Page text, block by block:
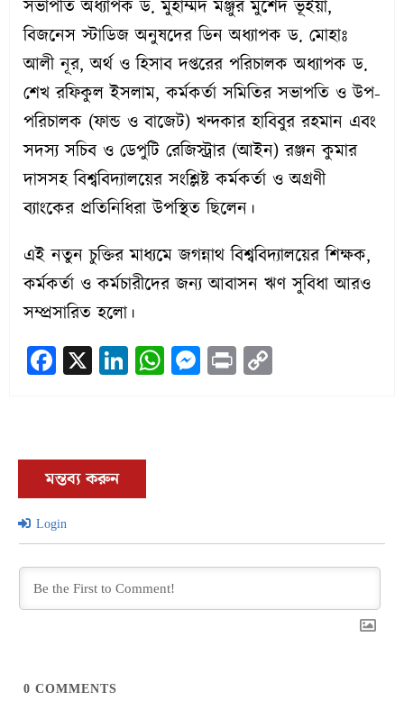
সভাপতি অধ্যাপক ড. মুহাম্মদ মঞ্জুর মুর্শেদ ভূঁইয়া,
বিজনেস স্টাডিজ অনুষদের ডিন অধ্যাপক ড. মোহাঃ
আলী নূর, অর্থ ও হিসাব দপ্তরের পরিচালক অধ্যাপক ড.
শেখ রফিকুল ইসলাম, কর্মকর্তা সমিতির সভাপতি ও উপ-
পরিচালক (ফান্ড ও বাজেট) খন্দকার হাবিবুর রহমান এবং
সদস্য সচিব ও ডেপুটি রেজিস্ট্রার (আইন) রঞ্জন কুমার
দাসসহ বিশ্ববিদ্যালয়ের সংশ্লিষ্ট কর্মকর্তা ও অগ্রণী
ব্যাংকের প্রতিনিধিরা উপস্থিত ছিলেন।
এই নতুন চুক্তির মাধ্যমে জগন্নাথ বিশ্ববিদ্যালয়ের শিক্ষক,
কর্মকর্তা ও কর্মচারীদের জন্য আবাসন ঋণ সুবিধা আরও
সম্প্রসারিত হলো।
Facebook
X LinkedIn
WhatsApp
Messenger
Print
মন্তব্য করুন
Login
0 COMMENTS